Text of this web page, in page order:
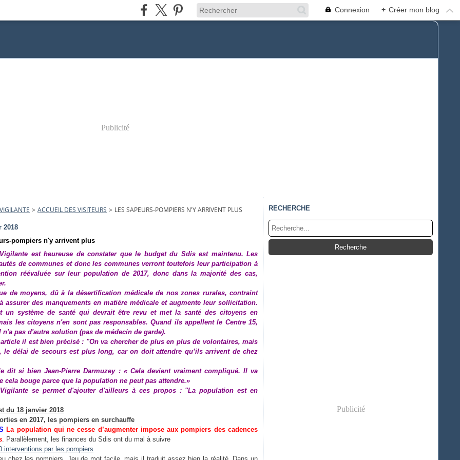
Connexion + Créer mon blog
Publicité
> ACCUEIL DES VISITEURS > LES SAPEURS-POMPIERS N'Y ARRIVENT PLUS
2018
pompiers n'y arrivent plus
est heureuse de constater que le budget du Sdis est maintenu. Les
de communes et donc les communes verront toutefois leur participation à
réévaluée sur leur population de 2017, donc dans la majorité des cas,
de moyens, dû à la désertification médicale de nos zones rurales, contraint
assurer des manquements en matière médicale et augmente leur sollicitation.
un système de santé qui devrait être revu et met la santé des citoyens en
les citoyens n'en sont pas responsables. Quand ils appellent le Centre 15,
n'a pas d'autre solution (pas de médecin de garde).
article il est bien précisé : "On va chercher de plus en plus de volontaires, mais
le délai de secours est plus long, car on doit attendre qu’ils arrivent de chez
dit si bien Jean-Pierre Darmuzey : « Cela devient vraiment compliqué. Il va
cela bouge parce que la population ne peut pas attendre.»
se permet d'ajouter d'ailleurs à ces propos : "La population est en
du 18 janvier 2018
en 2017, les pompiers en surchauffe
La population qui ne cesse d’augmenter impose aux pompiers des cadences
. Parallèlement, les finances du Sdis ont du mal à suivre
RECHERCHE
Publicité